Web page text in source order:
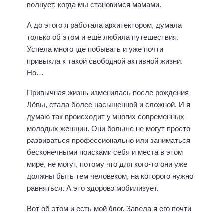
волнует, когда мы становимся мамами.
А до этого я работала архитектором, думала
только об этом и ещё любила путешествия.
Успела много где побывать и уже почти
привыкла к такой свободной активной жизни.
Но…
Привычная жизнь изменилась после рождения
Лёвы, стала более насыщенной и сложной. И я
думаю так происходит у многих современных
молодых женщин. Они больше не могут просто
развиваться профессионально или заниматься
бесконечными поисками себя и места в этом
мире, не могут, потому что для кого-то они уже
должны быть тем человеком, на которого нужно
равняться. А это здорово мобилизует.
Вот об этом и есть мой блог. Завела я его почти